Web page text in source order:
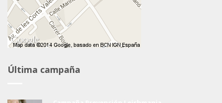
Última campaña